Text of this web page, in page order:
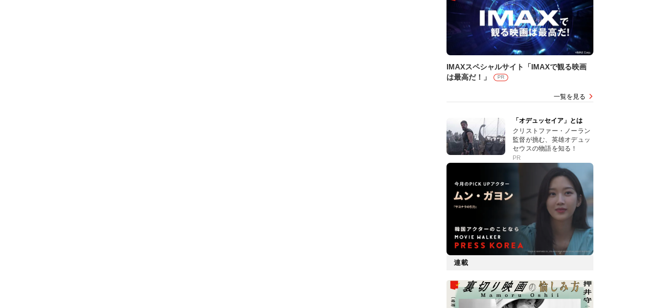
IMAXスペシャルサイト「IMAXで観る映画
は最高だ！」
PR
一覧を見る
「オデュッセイア」とは
クリストファー・ノーラン
監督が挑む、英雄オデュッ
セウスの物語を知る！
PR
連載